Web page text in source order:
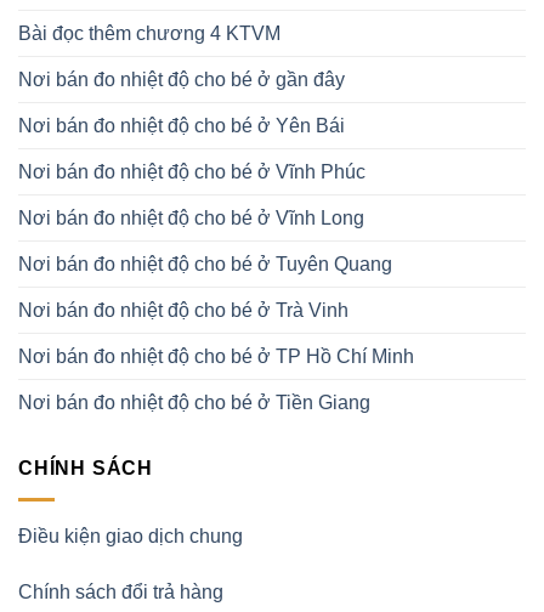
Bài đọc thêm chương 4 KTVM
Nơi bán đo nhiệt độ cho bé ở gần đây
Nơi bán đo nhiệt độ cho bé ở Yên Bái
Nơi bán đo nhiệt độ cho bé ở Vĩnh Phúc
Nơi bán đo nhiệt độ cho bé ở Vĩnh Long
Nơi bán đo nhiệt độ cho bé ở Tuyên Quang
Nơi bán đo nhiệt độ cho bé ở Trà Vinh
Nơi bán đo nhiệt độ cho bé ở TP Hồ Chí Minh
Nơi bán đo nhiệt độ cho bé ở Tiền Giang
CHÍNH SÁCH
Điều kiện giao dịch chung
Chính sách đổi trả hàng